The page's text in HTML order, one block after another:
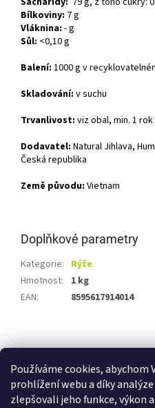
Používáme cookies,
prohlížení webu a díky
zlepšovali jeho funkce, výkon
Bílkoviny: 7 g
Vláknina: - g
Sůl: <0,10 g
Balení: 1000 g v
Skladování: v suchu
Trvanlivost: viz obal, min. 1
Dodavatel: Natural Jihlava,
Česká republika
Země původu: Vietnam
Doplňkové parametry
Kategorie: Rýže
Hmotnost:
1 kg
EAN: 8595617914014
á